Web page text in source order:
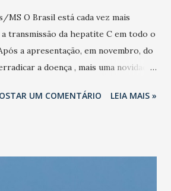
O Brasil está cada vez mais
transmissão da hepatite C em todo o
a apresentação, em novembro, do
a doença , mais uma novidade:
aprovados pela Agência Nacional
UM COMENTÁRIO LEIA MAIS »